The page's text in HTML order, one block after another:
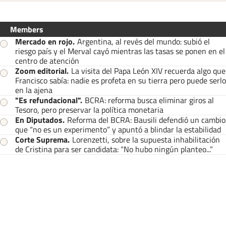
Members
Mercado en rojo. Argentina, al revés del mundo: subió el
riesgo país y el Merval cayó mientras las tasas se ponen en el
centro de atención
Zoom editorial. La visita del Papa León XIV recuerda algo que
Francisco sabía: nadie es profeta en su tierra pero puede serlo
en la ajena
"Es refundacional". BCRA: reforma busca eliminar giros al
Tesoro, pero preservar la política monetaria
En Diputados. Reforma del BCRA: Bausili defendió un cambio
que “no es un experimento” y apuntó a blindar la estabilidad
Corte Suprema. Lorenzetti, sobre la supuesta inhabilitación
de Cristina para ser candidata: “No hubo ningún planteo...”